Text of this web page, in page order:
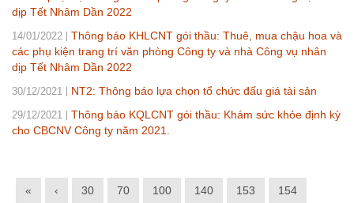
dịp Tết Nhâm Dần 2022
14/01/2022
Thông báo KHLCNT gói thầu: Thuê, mua chậu hoa và
các phụ kiện trang trí văn phòng Công ty và nhà Công vụ nhân
dịp Tết Nhâm Dần 2022
30/12/2021 NT2: Thông báo lựa chọn tổ chức đấu giá tài sản
29/12/2021
Thông báo KQLCNT gói thầu: Khám sức khỏe định kỳ
cho CBCNV Công ty năm 2021.
« ‹ 30 70 100 140 153 154